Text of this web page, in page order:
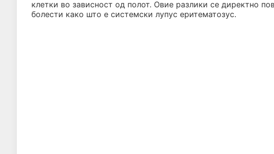
клетки во зависност од полот. Овие разлики се директно
болести како што е системски лупус еритематозус.